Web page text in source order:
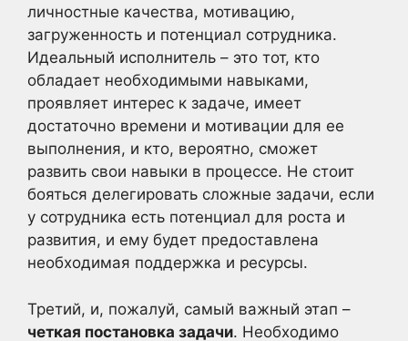
личностные качества, мотивацию,
загруженность и потенциал сотрудника.
Идеальный исполнитель – это тот, кто
обладает необходимыми навыками,
проявляет интерес к задаче, имеет
достаточно времени и мотивации для ее
выполнения, и кто, вероятно, сможет
развить свои навыки в процессе. Не стоит
бояться делегировать сложные задачи, если
у сотрудника есть потенциал для роста и
развития, и ему будет предоставлена
необходимая поддержка и ресурсы.
Третий, и, пожалуй, самый важный этап –
четкая постановка задачи. Необходимо